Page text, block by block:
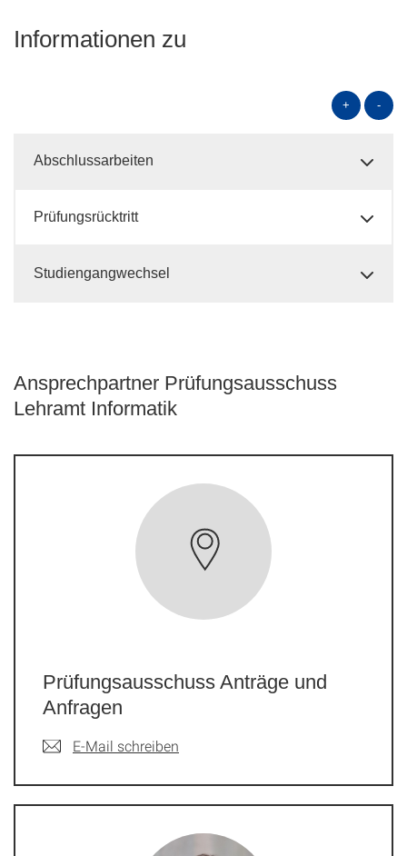
Informationen zu
+ -
Abschlussarbeiten
Prüfungsrücktritt
Studiengangwechsel
Ansprechpartner Prüfungsausschuss
Lehramt Informatik
Prüfungsausschuss Anträge und
Anfragen
E-Mail schreiben